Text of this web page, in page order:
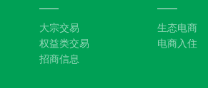
大宗交易
权益类交易
招商信息
生态电商
电商入住